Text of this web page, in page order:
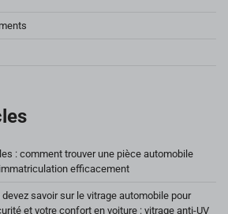
: comment trouver une pièce automobile
efficacement
savoir sur le vitrage automobile pour
et votre confort en voiture : vitrage anti-UV